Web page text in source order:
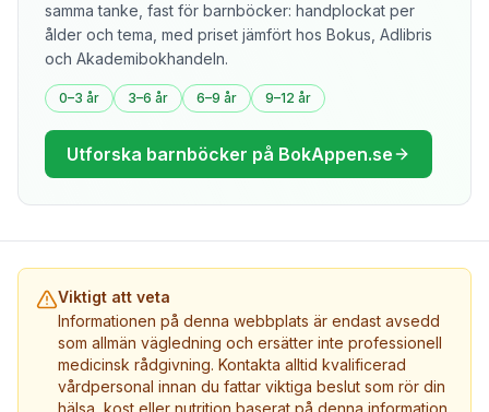
samma tanke, fast för barnböcker: handplockat per
ålder och tema, med priset jämfört hos Bokus, Adlibris
och Akademibokhandeln.
0–3 år 3–6 år 6–9 år 9–12 år
Utforska barnböcker på BokAppen.se
Viktigt att veta
Informationen på denna webbplats är endast avsedd
som allmän vägledning och ersätter inte professionell
medicinsk rådgivning. Kontakta alltid kvalificerad
vårdpersonal innan du fattar viktiga beslut som rör din
hälsa, kost eller nutrition baserat på denna information.